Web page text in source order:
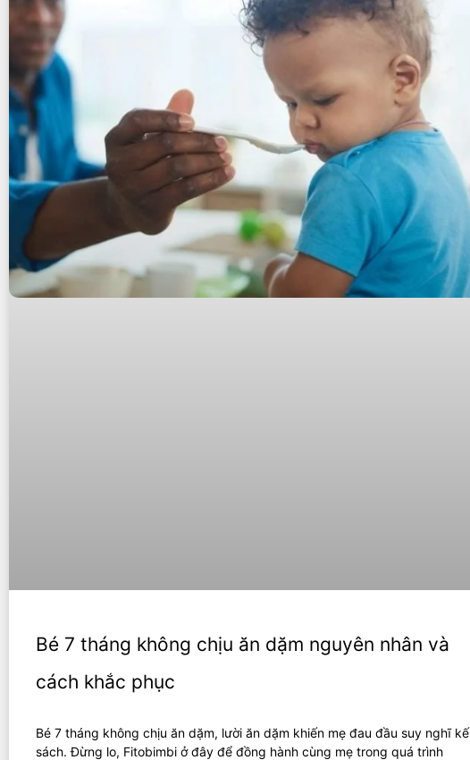
Bé 7 tháng không chịu ăn dặm nguyên nhân và
cách khắc phục
Bé 7 tháng không chịu ăn dặm, lười ăn dặm khiến mẹ đau đầu suy nghĩ kế
sách. Đừng lo, Fitobimbi ở đây để đồng hành cùng mẹ trong quá trình